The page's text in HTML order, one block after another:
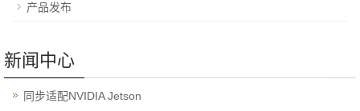
产品发布
新闻中心
同步适配NVIDIA Jetson